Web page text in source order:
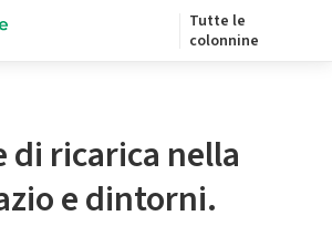
Tutte le
colonnine
di ricarica nella
e dintorni.